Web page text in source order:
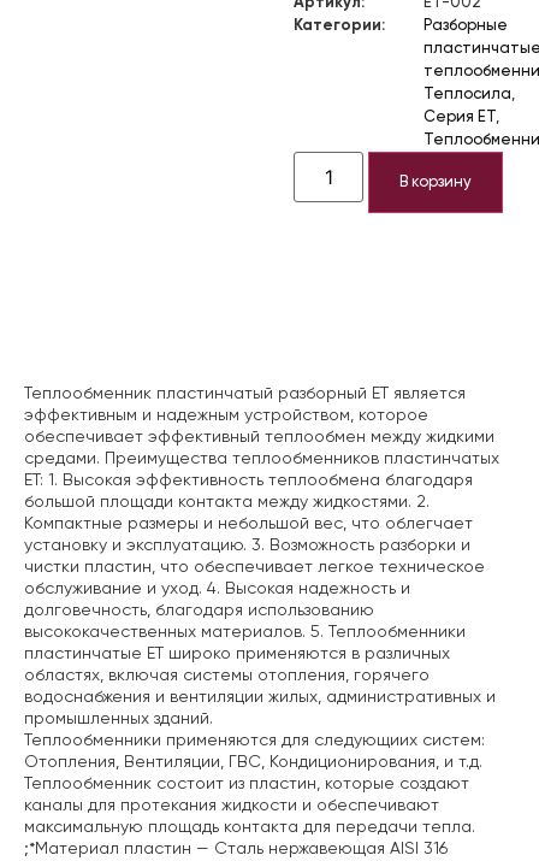
Артикул:
ET-002
Категории:
Разборные
Теплосила,
Серия ЕТ ,
В корзину
Теплообменник пластинчатый разборный ЕТ является
эффективным и надежным устройством, которое
обеспечивает эффективный теплообмен между жидкими
средами. Преимущества теплообменников пластинчатых
ЕТ: 1. Высокая эффективность теплообмена благодаря
большой площади контакта между жидкостями. 2.
Компактные размеры и небольшой вес, что облегчает
установку и эксплуатацию. 3. Возможность разборки и
чистки пластин, что обеспечивает легкое техническое
обслуживание и уход. 4. Высокая надежность и
долговечность, благодаря использованию
высококачественных материалов. 5. Теплообменники
пластинчатые ЕТ широко применяются в различных
областях, включая системы отопления, горячего
водоснабжения и вентиляции жилых, административных и
промышленных зданий.
Теплообменники применяются для следующиих систем:
Отопления, Вентиляции, ГВС, Кондиционирования, и т.д.
Теплообменник состоит из пластин, которые создают
каналы для протекания жидкости и обеспечивают
максимальную площадь контакта для передачи тепла.
;*Материал пластин — Сталь нержавеющая AISI 316